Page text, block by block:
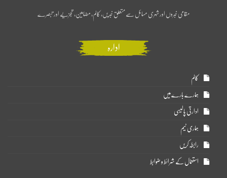
مقامی خبروں اور شہری مسائل سے متعلق خبریں، کالم، مضامین، تجزیے اور تبصرے
ادارہ
کالم
ہمارے بارے میں
ادارتی پالیسی
ہماری ٹیم
رابطہ کریں
استعمال کے شرائط و ضوابط